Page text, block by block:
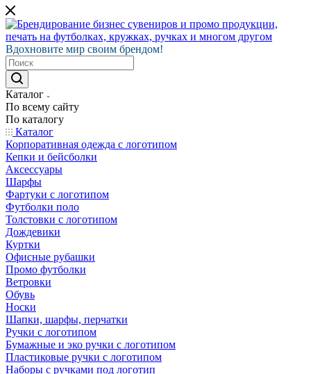
Вдохновите мир своим брендом!
Каталог
По всему сайту
По каталогу
Каталог
Корпоративная одежда с логотипом
Кепки и бейсболки
Аксессуары
Шарфы
Фартуки с логотипом
Футболки поло
Толстовки с логотипом
Дождевики
Куртки
Офисные рубашки
Промо футболки
Ветровки
Обувь
Носки
Шапки, шарфы, перчатки
Ручки с логотипом
Бумажные и эко ручки с логотипом
Пластиковые ручки с логотипом
Наборы с ручками под логотип